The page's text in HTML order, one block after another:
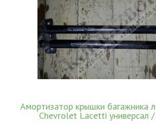
Амортизатор крышки багажника
Chevrolet Lacetti универсал /